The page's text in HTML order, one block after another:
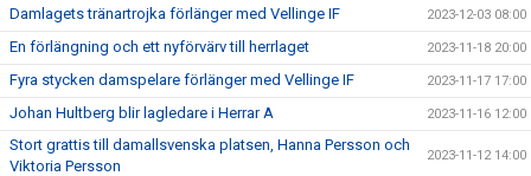
Damlagets tränartrojka förlänger med Vellinge IF 2023-12-03 08:00
En förlängning och ett nyförvärv till herrlaget 2023-11-18 20:00
Fyra stycken damspelare förlänger med Vellinge IF 2023-11-17 17:00
Johan Hultberg blir lagledare i Herrar A 2023-11-16 12:00
Stort grattis till damallsvenska platsen, Hanna Persson och
Viktoria Persson
2023-11-12 14:00